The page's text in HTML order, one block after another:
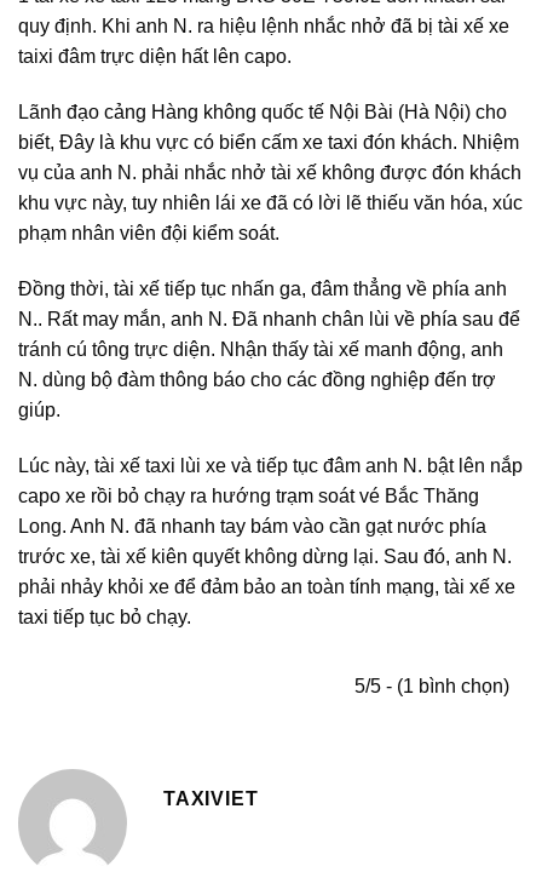
quy định. Khi anh N. ra hiệu lệnh nhắc nhở đã bị tài xế xe
taixi đâm trực diện hất lên capo.
Lãnh đạo cảng Hàng không quốc tế Nội Bài (Hà Nội) cho
biết, Đây là khu vực có biển cấm xe taxi đón khách. Nhiệm
vụ của anh N. phải nhắc nhở tài xế không được đón khách
khu vực này, tuy nhiên lái xe đã có lời lẽ thiếu văn hóa, xúc
phạm nhân viên đội kiểm soát.
Đồng thời, tài xế tiếp tục nhấn ga, đâm thẳng về phía anh
N.. Rất may mắn, anh N. Đã nhanh chân lùi về phía sau để
tránh cú tông trực diện. Nhận thấy tài xế manh động, anh
N. dùng bộ đàm thông báo cho các đồng nghiệp đến trợ
giúp.
Lúc này, tài xế taxi lùi xe và tiếp tục đâm anh N. bật lên nắp
capo xe rồi bỏ chạy ra hướng trạm soát vé Bắc Thăng
Long. Anh N. đã nhanh tay bám vào cần gạt nước phía
trước xe, tài xế kiên quyết không dừng lại. Sau đó, anh N.
phải nhảy khỏi xe để đảm bảo an toàn tính mạng, tài xế xe
taxi tiếp tục bỏ chạy.
5/5 - (1 bình chọn)
TAXIVIET